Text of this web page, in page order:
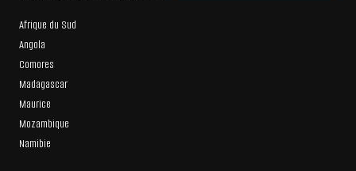
Afrique du Sud
Angola
Comores
Madagascar
Maurice
Mozambique
Namibie